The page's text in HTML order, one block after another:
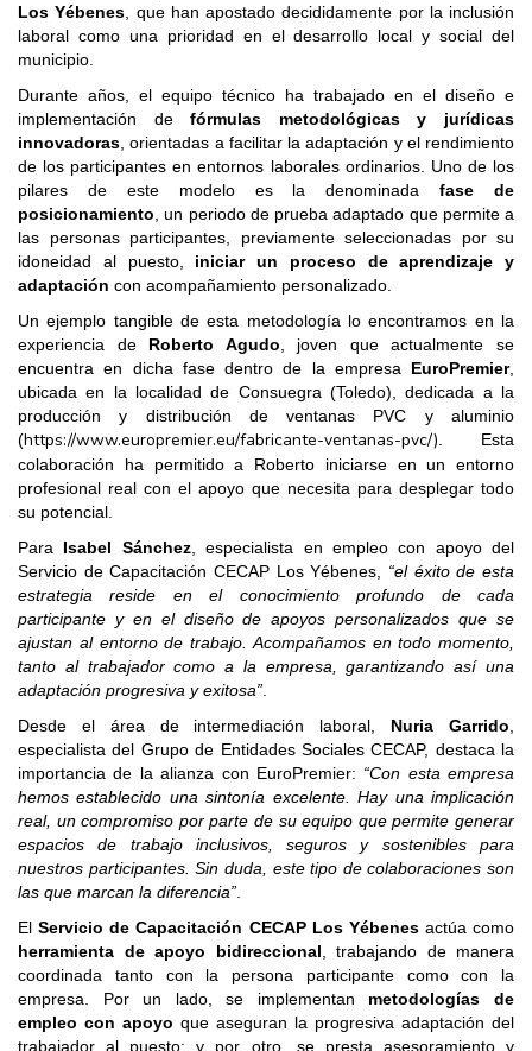
Los Yébenes , que han apostado decididamente por la inclusión
laboral como una prioridad en el desarrollo local y social del
municipio.
Durante años, el equipo técnico ha trabajado en el diseño e
implementación defórmulas metodológicas y jurídicas
innovadoras , orientadas a facilitar la adaptación y el rendimiento
de los participantes en entornos laborales ordinarios. Uno de los
pilares de este modelo es la denominadafase de
posicionamiento , un periodo de prueba adaptado que permite a
las personas participantes, previamente seleccionadas por su
idoneidad al puesto, iniciar un proceso de aprendizaje y
adaptación con acompañamiento personalizado.
Un ejemplo tangible de esta metodología lo encontramos en la
experiencia de Roberto Agudo , joven que actualmente se
encuentra en dicha fase dentro de la empresa EuroPremier,
ubicada en la localidad de Consuegra (Toledo), dedicada a la
producción y distribución de ventanas PVC y aluminio
(https://www.europremier.eu/fabricante-ventanas-pvc/) . Esta
colaboración ha permitido a Roberto iniciarse en un entorno
profesional real con el apoyo que necesita para desplegar todo
su potencial.
Para Isabel Sánchez, especialista en empleo con apoyo del
Servicio de Capacitación CECAP Los Yébenes, “el éxito de esta
estrategia reside en el conocimiento profundo de cada
participante y en el diseño de apoyos personalizados que se
ajustan al entorno de trabajo. Acompañamos en todo momento,
tanto al trabajador como a la empresa, garantizando así una
adaptación progresiva y exitosa”
Desde el área de intermediación laboral, Nuria Garrido
especialista del Grupo de Entidades Sociales CECAP, destaca la
importancia de la alianza con EuroPremier: “Con esta empresa
hemos establecido una sintonía excelente. Hay una implicación
real, un compromiso por parte de su equipo que permite generar
espacios de trabajo inclusivos, seguros y sostenibles para
nuestros participantes. Sin duda, este tipo de colaboraciones son
las que marcan la diferencia”
ElServicio de Capacitación CECAP Los Yébenesactúa como
herramienta de apoyo bidireccional , trabajando de manera
coordinada tanto con la persona participante como con la
empresa. Por un lado, se implementan metodologías de
empleo con apoyo que aseguran la progresiva adaptación del
trabajador al puesto; y por otro, se presta asesoramiento y